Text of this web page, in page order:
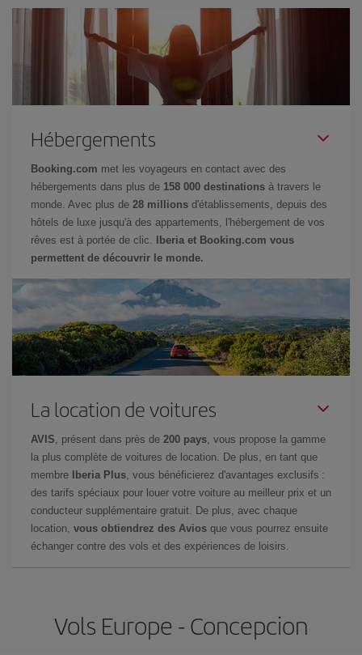
Hébergements
Booking.com met les voyageurs en contact avec des
hébergements dans plus de 158 000 destinations à travers le
monde. Avec plus de 28 millions d'établissements, depuis des
hôtels de luxe jusqu'à des appartements, l'hébergement de vos
rêves est à portée de clic.
Iberia et Booking.com vous
permettent de découvrir le monde.
La location de voitures
AVIS , présent dans près de 200 pays , vous propose la gamme
la plus complète de voitures de location. De plus, en tant que
membre
Iberia Plus , vous bénéficierez d'avantages exclusifs :
des tarifs spéciaux pour louer votre voiture au meilleur prix et un
conducteur supplémentaire gratuit. De plus, avec chaque
location, vous obtiendrez des Avios que vous pourrez ensuite
échanger contre des vols et des expériences de loisirs.
Vols Europe - Concepcion